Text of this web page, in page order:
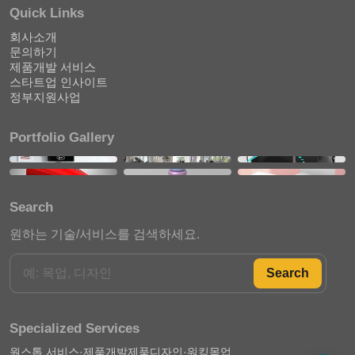
Quick Links
회사소개
문의하기
제품개발 서비스
스타트업 인사이트
정부지원사업
Portfolio Gallery
Search
원하는 기술/서비스를 검색하세요.
Search
Specialized Services
원스톱 서비스·제품개발제품디자인·워킹목업